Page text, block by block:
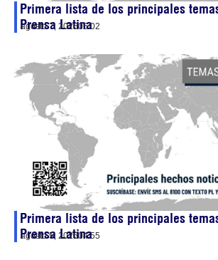
Primera lista de los principales
Prensa Latina
agosto 7, 202605:02
Primera lista de los principales
Prensa Latina
agosto 5, 202604:55